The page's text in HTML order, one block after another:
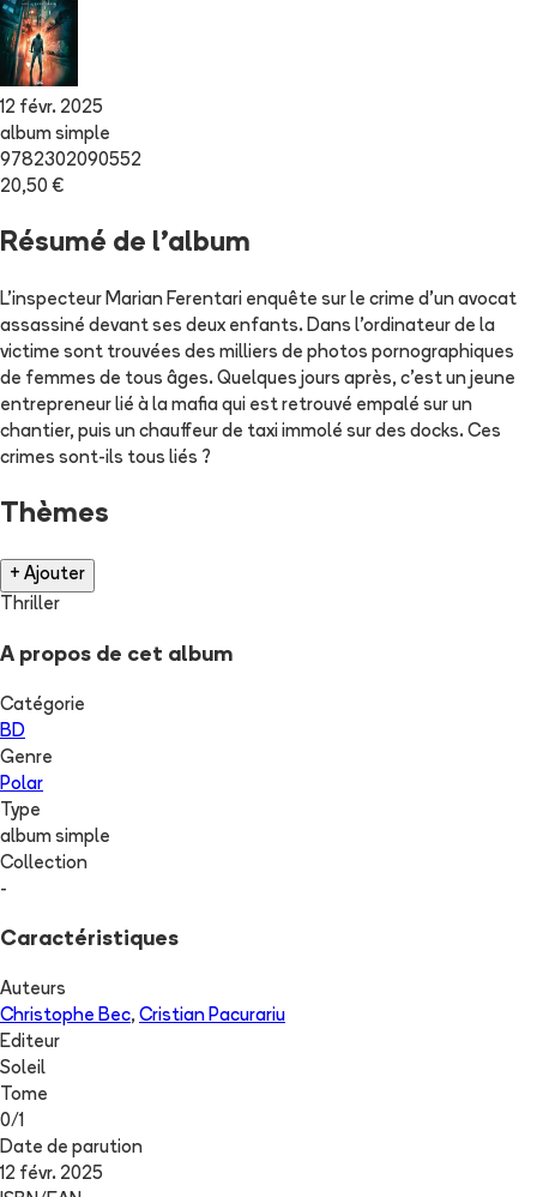
12 févr. 2025
album simple
9782302090552
20,50 €
Résumé de l'album
L'inspecteur Marian Ferentari enquête sur le crime d'un avocat
assassiné devant ses deux enfants. Dans l'ordinateur de la
victime sont trouvées des milliers de photos pornographiques
de femmes de tous âges. Quelques jours après, c'est un jeune
entrepreneur lié à la mafia qui est retrouvé empalé sur un
chantier, puis un chauffeur de taxi immolé sur des docks. Ces
crimes sont-ils tous liés ?
Thèmes
+ Ajouter
Thriller
A propos de cet album
Catégorie
BD
Genre
Polar
Type
album simple
Collection
-
Caractéristiques
Auteurs
Christophe Bec, Cristian Pacurariu
Editeur
Soleil
Tome
0/1
Date de parution
12 févr. 2025